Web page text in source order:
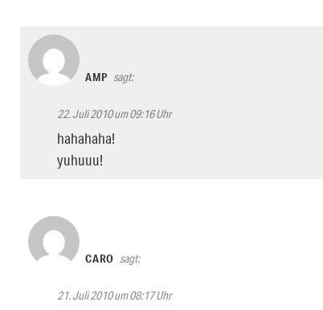
AMP sagt:
22. Juli 2010 um 09:16 Uhr
hahahaha!
yuhuuu!
CARO sagt:
21. Juli 2010 um 08:17 Uhr